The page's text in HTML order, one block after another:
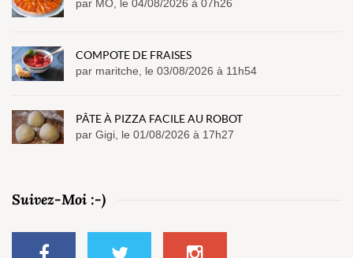
par MO, le 04/08/2026 à 07h26
COMPOTE DE FRAISES
par maritche, le 03/08/2026 à 11h54
PÂTE À PIZZA FACILE AU ROBOT
par Gigi, le 01/08/2026 à 17h27
Suivez-Moi :-)